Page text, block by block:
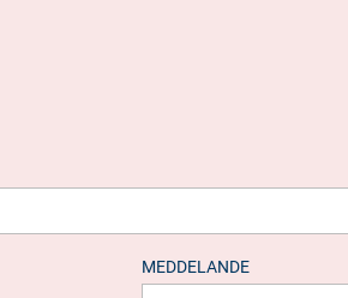
MEDDELANDE